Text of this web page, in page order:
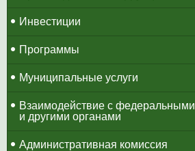
Инвестиции
Программы
Муниципальные услуги
Взаимодействие с федеральными
и другими органами
Административная комиссия